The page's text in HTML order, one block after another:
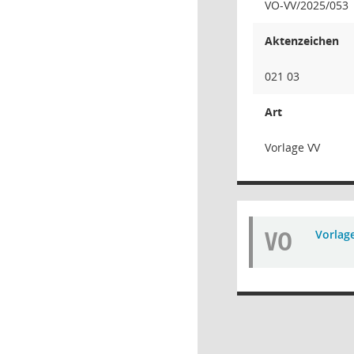
VO-VV/2025/053
Aktenzeichen
021 03
Art
Vorlage VV
VO